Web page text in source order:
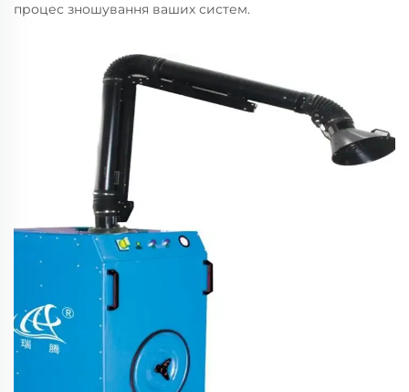
процес зношування ваших систем.